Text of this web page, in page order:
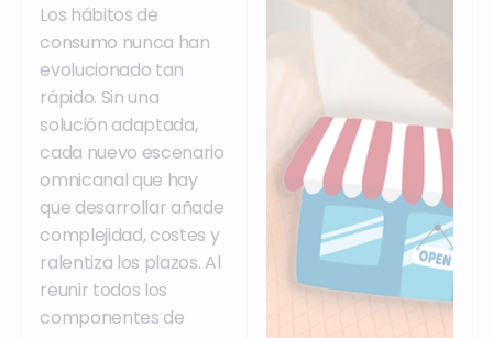
Los hábitos de
consumo nunca han
evolucionado tan
rápido. Sin una
solución adaptada,
cada nuevo escenario
omnicanal que hay
que desarrollar añade
complejidad, costes y
ralentiza los plazos. Al
reunir todos los
componentes de